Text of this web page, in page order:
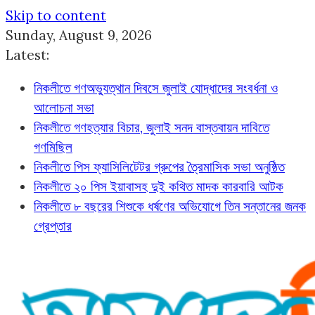
Skip to content
Sunday, August 9, 2026
Latest:
নিকলীতে গণঅভ্যুত্থান দিবসে জুলাই যোদ্ধাদের সংবর্ধনা ও
আলোচনা সভা
নিকলীতে গণহত্যার বিচার, জুলাই সনদ বাস্তবায়ন দাবিতে
গণমিছিল
নিকলীতে পিস ফ্যাসিলিটেটর গ্রুপের ত্রৈমাসিক সভা অনুষ্ঠিত
নিকলীতে ২০ পিস ইয়াবাসহ দুই কথিত মাদক কারবারি আটক
নিকলীতে ৮ বছরের শিশুকে ধর্ষণের অভিযোগে তিন সন্তানের জনক
গ্রেপ্তার